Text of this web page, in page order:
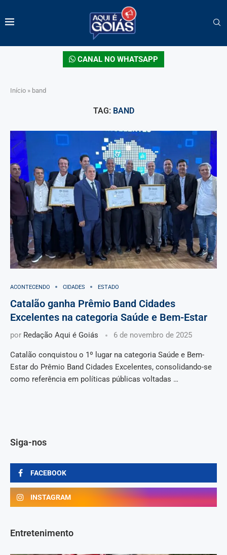
CANAL NO WHATSAPP
Início » band
TAG: BAND
ACONTECENDO CIDADES ESTADO
Catalão ganha Prêmio Band Cidades
Excelentes na categoria Saúde e Bem-Estar
por Redação Aqui é Goiás 6 de novembro de 2025
Catalão conquistou o 1º lugar na categoria Saúde e Bem-
Estar do Prêmio Band Cidades Excelentes, consolidando-se
como referência em políticas públicas voltadas …
Siga-nos
FACEBOOK
INSTAGRAM
Entretenimento